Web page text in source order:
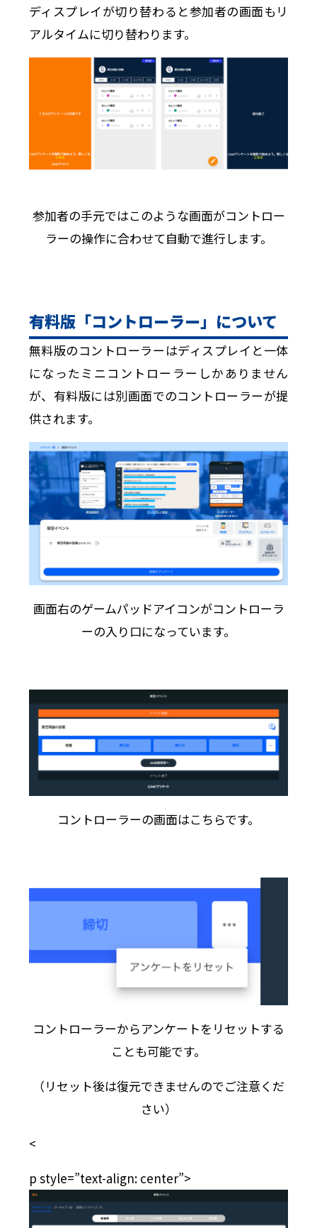
ディスプレイが切り替わると参加者の画面もリ
アルタイムに切り替わります。
参加者の手元ではこのような画面がコントロー
ラーの操作に合わせて自動で進行します。
有料版「コントローラー」について
無料版のコントローラーはディスプレイと一体
になったミニコントローラーしかありません
が、有料版には別画面でのコントローラーが提
供されます。
画面右のゲームパッドアイコンがコントローラ
ーの入り口になっています。
コントローラーの画面はこちらです。
コントローラーからアンケートをリセットする
ことも可能です。
（リセット後は復元できませんのでご注意くだ
さい）
<
p style=”text-align: center”>